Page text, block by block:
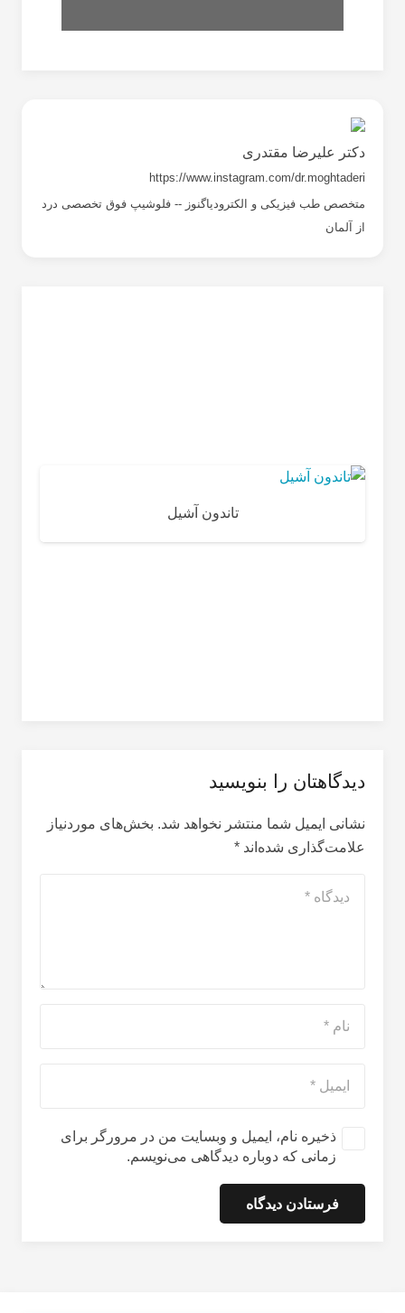
دکتر علیرضا مقتدری
https://www.instagram.com/dr.moghtaderi
متخصص طب فیزیکی و الکترودیاگنوز -- فلوشیپ فوق تخصصی درد
از آلمان
تاندون آشیل
دیدگاهتان را بنویسید
نشانی ایمیل شما منتشر نخواهد شد. بخش‌های موردنیاز
علامت‌گذاری شده‌اند *
ذخیره نام، ایمیل و وبسایت من در مرورگر برای
زمانی که دوباره دیدگاهی می‌نویسم.
فرستادن دیدگاه